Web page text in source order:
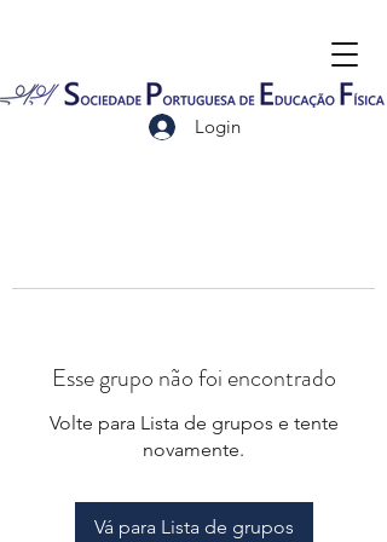
Login
Esse grupo não foi encontrado
Volte para Lista de grupos e tente
novamente.
Vá para Lista de grupos